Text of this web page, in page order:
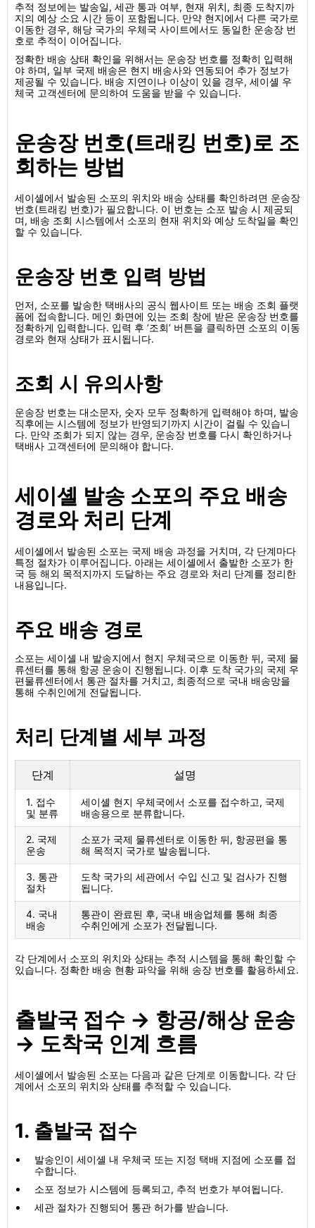
추적 정보에는 발송일, 세관 통과 여부, 현재 위치, 최종 도착지까
지의 예상 소요 시간 등이 포함됩니다. 만약 현지에서 다른 국가로
이동한 경우, 해당 국가의 우체국 사이트에서도 동일한 운송장 번
호로 추적이 이어집니다.
정확한 배송 상태 확인을 위해서는 운송장 번호를 정확히 입력해
야 하며, 일부 국제 배송은 현지 배송사와 연동되어 추가 정보가
제공될 수 있습니다. 배송 지연이나 이상이 있을 경우, 세이셸 우
체국 고객센터에 문의하여 도움을 받을 수 있습니다.
운송장 번호(트래킹 번호)로 조
회하는 방법
세이셸에서 발송된 소포의 위치와 배송 상태를 확인하려면 운송장
번호(트래킹 번호)가 필요합니다. 이 번호는 소포 발송 시 제공되
며, 배송 조회 시스템에서 소포의 현재 위치와 예상 도착일을 확인
할 수 있습니다.
운송장 번호 입력 방법
먼저, 소포를 발송한 택배사의 공식 웹사이트 또는 배송 조회 플랫
폼에 접속합니다. 메인 화면에 있는 조회 창에 받은 운송장 번호를
정확하게 입력합니다. 입력 후 ‘조회’ 버튼을 클릭하면 소포의 이동
경로와 현재 상태가 표시됩니다.
조회 시 유의사항
운송장 번호는 대소문자, 숫자 모두 정확하게 입력해야 하며, 발송
직후에는 시스템에 정보가 반영되기까지 시간이 걸릴 수 있습니
다. 만약 조회가 되지 않는 경우, 운송장 번호를 다시 확인하거나
택배사 고객센터에 문의해야 합니다.
세이셸 발송 소포의 주요 배송
경로와 처리 단계
세이셸에서 발송된 소포는 국제 배송 과정을 거치며, 각 단계마다
특정 절차가 이루어집니다. 아래는 세이셸에서 출발한 소포가 한
국 등 해외 목적지까지 도달하는 주요 경로와 처리 단계를 정리한
내용입니다.
주요 배송 경로
소포는 세이셸 내 발송지에서 현지 우체국으로 이동한 뒤, 국제 물
류센터를 통해 항공 운송이 진행됩니다. 이후 도착 국가의 국제 우
편물류센터에서 통관 절차를 거치고, 최종적으로 국내 배송망을
통해 수취인에게 전달됩니다.
처리 단계별 세부 과정
단계 설명
1. 접수
및 분류
세이셸 현지 우체국에서 소포를 접수하고, 국제
배송용으로 분류합니다.
2. 국제
운송
소포가 국제 물류센터로 이동한 뒤, 항공편을 통
해 목적지 국가로 발송됩니다.
3. 통관
절차
도착 국가의 세관에서 수입 신고 및 검사가 진행
됩니다.
4. 국내
배송
통관이 완료된 후, 국내 배송업체를 통해 최종
수취인에게 소포가 전달됩니다.
각 단계에서 소포의 위치와 상태는 추적 시스템을 통해 확인할 수
있습니다. 정확한 배송 현황 파악을 위해 송장 번호를 활용하세요.
출발국 접수 → 항공/해상 운송
→ 도착국 인계 흐름
세이셸에서 발송된 소포는 다음과 같은 단계로 이동합니다. 각 단
계에서 소포의 위치와 상태를 추적할 수 있습니다.
1. 출발국 접수
발송인이 세이셸 내 우체국 또는 지정 택배 지점에 소포를 접
수합니다.
소포 정보가 시스템에 등록되고, 추적 번호가 부여됩니다.
세관 절차가 진행되어 통관 허가를 받습니다.